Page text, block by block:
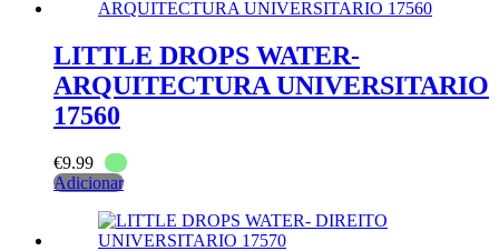
LITTLE DROPS WATER-
ARQUITECTURA UNIVERSITARIO
17560
€9.99
Adicionar